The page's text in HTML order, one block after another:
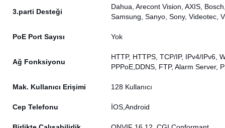
3.parti Desteği
Dahua, Arecont Vision, AXIS,
Samsung, Sanyo, Sony, Videotec,
PoE Port Sayısı Yok
Ağ Fonksiyonu
HTTP, HTTPS, TCP/IP, IPv4/IPv6,
PPPoE,DDNS, FTP, Alarm Server,
Mak. Kullanıcı Erişimi 128 Kullanıcı
Cep Telefonu İOS,Android